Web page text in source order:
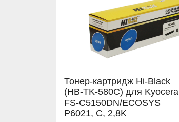
Тонер-картридж Hi-Black
(HB-TK-580C) для Kyocera
FS-C5150DN/ECOSYS
P6021, C, 2,8K